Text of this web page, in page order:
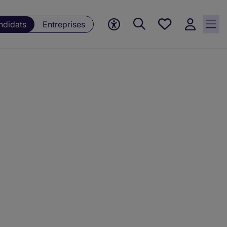
Entreprises
Mes offres, 0